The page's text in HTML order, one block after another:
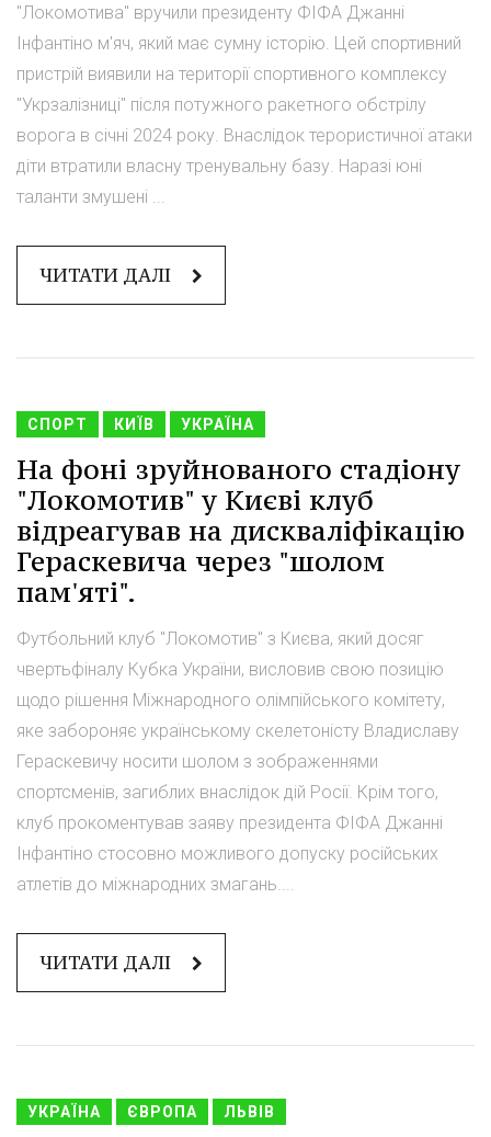
"Локомотива" вручили президенту ФІФА Джанні
Інфантіно м'яч, який має сумну історію. Цей спортивний
пристрій виявили на території спортивного комплексу
"Укрзалізниці" після потужного ракетного обстрілу
ворога в січні 2024 року. Внаслідок терористичної атаки
діти втратили власну тренувальну базу. Наразі юні
таланти змушені ...
ЧИТАТИ ДАЛІ
СПОРТ КИЇВ УКРАЇНА
На фоні зруйнованого стадіону
"Локомотив" у Києві клуб
відреагував на дискваліфікацію
Гераскевича через "шолом
пам'яті".
Футбольний клуб "Локомотив" з Києва, який досяг
чвертьфіналу Кубка України, висловив свою позицію
щодо рішення Міжнародного олімпійського комітету,
яке забороняє українському скелетоністу Владиславу
Гераскевичу носити шолом з зображеннями
спортсменів, загиблих внаслідок дій Росії. Крім того,
клуб прокоментував заяву президента ФІФА Джанні
Інфантіно стосовно можливого допуску російських
атлетів до міжнародних змагань....
ЧИТАТИ ДАЛІ
УКРАЇНА ЄВРОПА ЛЬВІВ